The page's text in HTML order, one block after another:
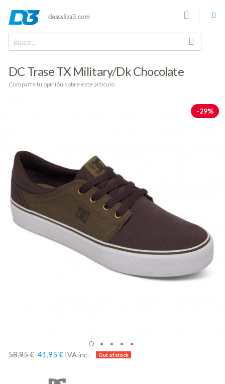
Buscar...
DC Trase TX Military/Dk Chocolate
Comparte tu opinión sobre este artículo
-29%
58,95 € 41,95 € IVA inc.